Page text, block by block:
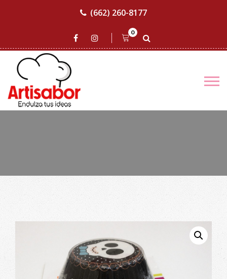
(662) 260-8177
0